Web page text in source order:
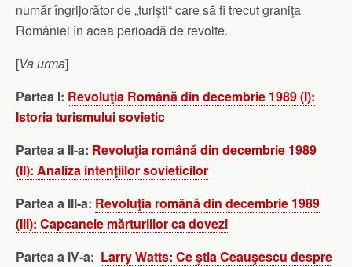
număr îngrijorător de „turişti“ care să fi trecut graniţa
României în acea perioadă de revolte.
[Va urma]
Partea I: Revoluţia Română din decembrie 1989 (I):
Istoria turismului sovietic
Partea a II-a: Revoluţia română din decembrie 1989
(II): Analiza intenţiilor sovieticilor
Partea a III-a: Revoluţia română din decembrie 1989
(III): Capcanele mărturiilor ca dovezi
Partea a IV-a: Larry Watts: Ce ştia Ceauşescu despre